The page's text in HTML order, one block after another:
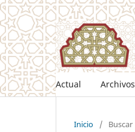
Actual Archivos
Inicio / Buscar